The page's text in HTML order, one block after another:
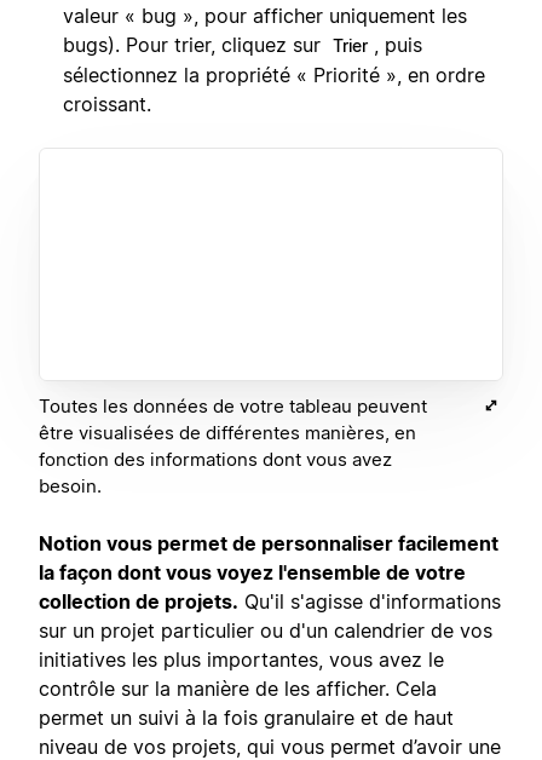
valeur « bug », pour afficher uniquement les
bugs). Pour trier, cliquez sur Trier
, puis
sélectionnez la propriété « Priorité », en ordre
croissant.
Toutes les données de votre tableau peuvent
être visualisées de différentes manières, en
fonction des informations dont vous avez
besoin.
Notion vous permet de personnaliser facilement
la façon dont vous voyez l'ensemble de votre
collection de projets. Qu'il s'agisse d'informations
sur un projet particulier ou d'un calendrier de vos
initiatives les plus importantes, vous avez le
contrôle sur la manière de les afficher. Cela
permet un suivi à la fois granulaire et de haut
niveau de vos projets, qui vous permet d’avoir une